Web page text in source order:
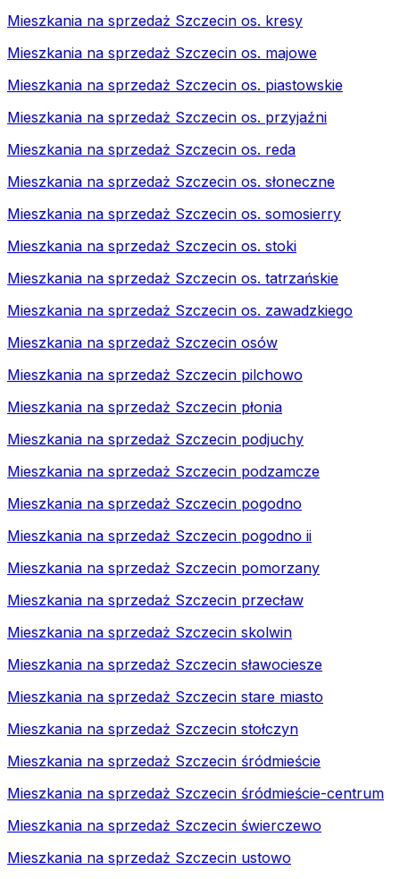
Mieszkania na sprzedaż Szczecin os. kresy
Mieszkania na sprzedaż Szczecin os. majowe
Mieszkania na sprzedaż Szczecin os. piastowskie
Mieszkania na sprzedaż Szczecin os. przyjaźni
Mieszkania na sprzedaż Szczecin os. reda
Mieszkania na sprzedaż Szczecin os. słoneczne
Mieszkania na sprzedaż Szczecin os. somosierry
Mieszkania na sprzedaż Szczecin os. stoki
Mieszkania na sprzedaż Szczecin os. tatrzańskie
Mieszkania na sprzedaż Szczecin os. zawadzkiego
Mieszkania na sprzedaż Szczecin osów
Mieszkania na sprzedaż Szczecin pilchowo
Mieszkania na sprzedaż Szczecin płonia
Mieszkania na sprzedaż Szczecin podjuchy
Mieszkania na sprzedaż Szczecin podzamcze
Mieszkania na sprzedaż Szczecin pogodno
Mieszkania na sprzedaż Szczecin pogodno ii
Mieszkania na sprzedaż Szczecin pomorzany
Mieszkania na sprzedaż Szczecin przecław
Mieszkania na sprzedaż Szczecin skolwin
Mieszkania na sprzedaż Szczecin sławociesze
Mieszkania na sprzedaż Szczecin stare miasto
Mieszkania na sprzedaż Szczecin stołczyn
Mieszkania na sprzedaż Szczecin śródmieście
Mieszkania na sprzedaż Szczecin śródmieście-centrum
Mieszkania na sprzedaż Szczecin świerczewo
Mieszkania na sprzedaż Szczecin ustowo